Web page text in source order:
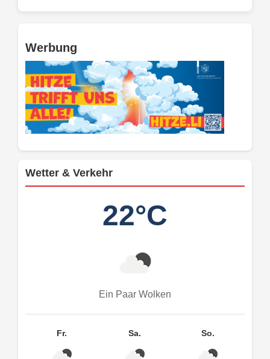
Werbung
Wetter & Verkehr
22°C
Ein Paar Wolken
Fr. Sa. So.